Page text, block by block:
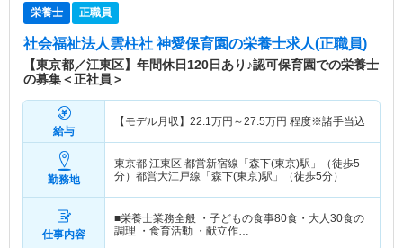
栄養士 正職員
社会福祉法人雲柱社 神愛保育園の栄養士求人(正職員)
【東京都／江東区】年間休日120日あり♪認可保育園での栄養士
の募集＜正社員＞
給与
【モデル月収】 22.1万円～27.5万円 程度※諸手当込
勤務地
東京都 江東区 都営新宿線「森下(東京)駅」（徒歩5
分）都営大江戸線「森下(東京)駅」（徒歩5分）
仕事内容
■栄養士業務全般 ・子どもの食事80食・大人30食の
調理 ・食育活動 ・献立作…